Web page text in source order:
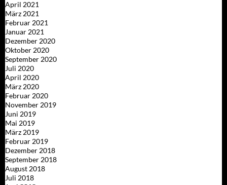
April 2021
März 2021
Februar 2021
Januar 2021
Dezember 2020
Oktober 2020
September 2020
Juli 2020
April 2020
März 2020
Februar 2020
November 2019
Juni 2019
Mai 2019
März 2019
Februar 2019
Dezember 2018
September 2018
August 2018
Juli 2018